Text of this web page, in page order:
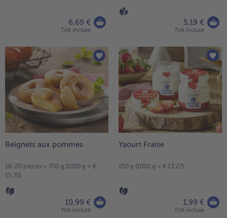
6,69 €
TVA incluse
5,19 €
TVA incluse
Beignets aux pommes
16-20 pièces = 700 g (1000 g = €
15,70)
10,99 €
TVA incluse
Yaourt Fraise
150 g (1000 g = € 13,27)
1,99 €
TVA incluse